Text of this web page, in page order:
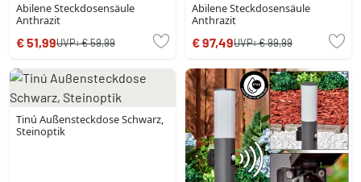
Abilene Steckdosensäule
Anthrazit
€ 51,99UVP:€ 59,99
Abilene Steckdosensäule
Anthrazit
€ 97,49UVP:€ 99,99
Tinú Außensteckdose Schwarz,
Steinoptik